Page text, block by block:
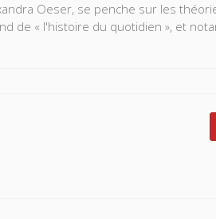
Oeser, se penche sur les
de « l'histoire du quotidien », et